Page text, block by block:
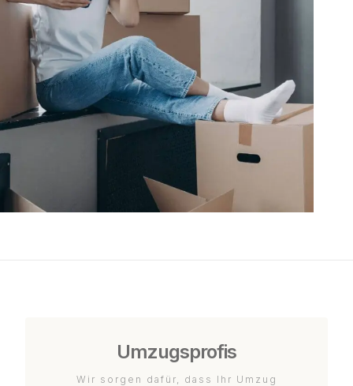
Umzugsprofis
Wir sorgen dafür, dass Ihr Umzug